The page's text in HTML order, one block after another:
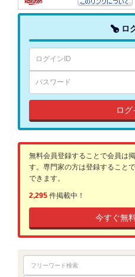
ロ
ログ
無料会員登録することで会員は
す。専門家の方は登録すること
できます。
2,295 件掲載中！
今すぐ無